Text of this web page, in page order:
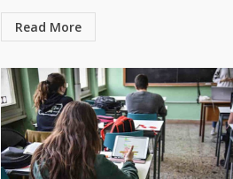
Read More